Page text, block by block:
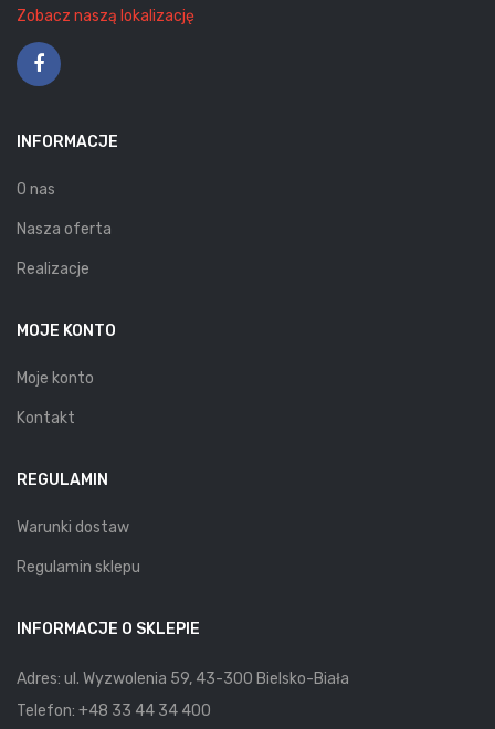
Zobacz naszą lokalizację
INFORMACJE
O nas
Nasza oferta
Realizacje
MOJE KONTO
Moje konto
Kontakt
REGULAMIN
Warunki dostaw
Regulamin sklepu
INFORMACJE O SKLEPIE
Adres: ul. Wyzwolenia 59, 43-300 Bielsko-Biała
Telefon: +48 33 44 34 400